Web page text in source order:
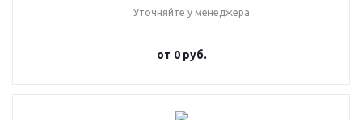
Уточняйте у менеджера
от 0 руб.